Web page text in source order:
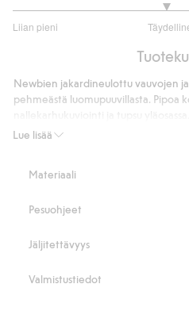
Liian pieni
/
ääneen
Lue lisää
Newbien jakardineulottu vauvojen
pehmeästä luomupuuvillasta. Pipoa
muovista valmistettu Newbie-logo –
Made with organic cotton - GOTS
Materiaali
Pesuohjeet
Jäljitettävyys
Valmistustiedot